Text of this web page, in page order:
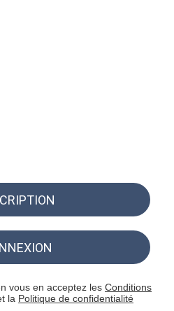
vous en acceptez les Conditions
la Politique de confidentialité